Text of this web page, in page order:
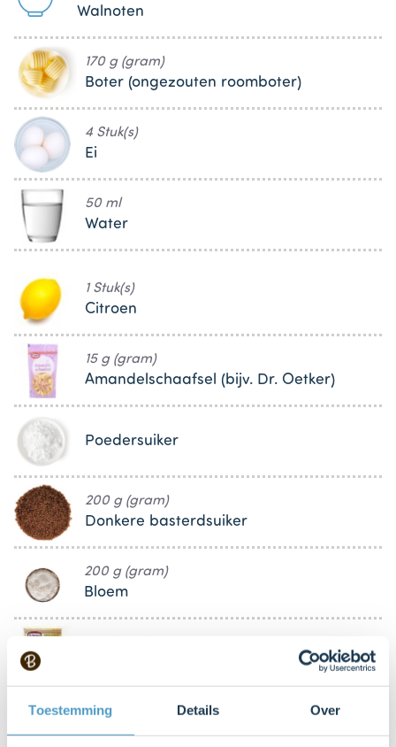
Toestemming Details Over
Walnoten
170 g (gram)
Boter (ongezouten roomboter)
4 Stuk(s)
Ei
50 ml
Water
1 Stuk(s)
Citroen
15 g (gram)
Amandelschaafsel (bijv. Dr. Oetker)
Poedersuiker
200 g (gram)
Donkere basterdsuiker
200 g (gram)
Bloem
4 tl (theelepels)
Speculaaskruiden